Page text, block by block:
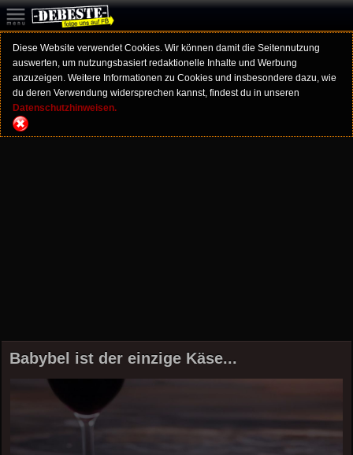
Diese Website verwendet Cookies. Wir können damit die Seitennutzung
auswerten, um nutzungsbasiert redaktionelle Inhalte und Werbung
anzuzeigen. Weitere Informationen zu Cookies und insbesondere dazu, wie
du deren Verwendung widersprechen kannst, findest du in unseren
Datenschutzhinweisen.
Babybel ist der einzige Käse...